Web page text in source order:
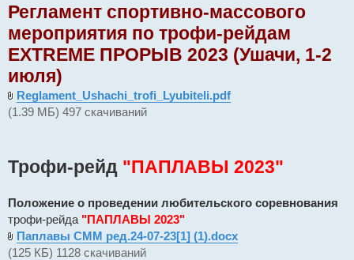
Регламент спортивно-массового
мероприятия по трофи-рейдам
EXTREME ПРОРЫВ 2023 (Ушачи, 1-2
июля)
Reglament_Ushachi_trofi_Lyubiteli.pdf
(1.39 МБ) 497 скачиваний
Трофи-рейд "ПАПЛАВЫ 2023"
Положение о проведении любительского соревнования
трофи-рейда "ПАПЛАВЫ 2023"
Паплавы СММ ред.24-07-23[1] (1).docx
(125 КБ) 1128 скачиваний